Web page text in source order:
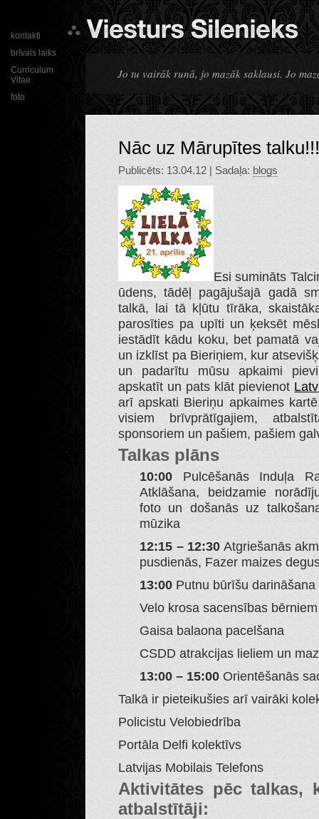
Jo tu vairāk runā, jo mazāk saklausi. Jo
kontakti
brīvais laiks
Curriculum
Vitae
foto
Nāc uz Mārupītes talku!!!
Publicēts: 13.04.12 | Sadaļa: blogs
Esi sumināts
ūdens, tādēļ pagājušajā gadā
talkā, lai tā kļūtu tīrāka,
parosīties pa upīti un ķeksēt
iestādīt kādu koku, bet pamatā
un izklīst pa Bieriņiem, kur
un padarītu mūsu apkaimi
apskatīt un pats klāt pievienot
arī apskati Bieriņu apkaimes
visiem brīvprātīgajiem,
sponsoriem un pašiem, pašiem
Talkas plāns
10:00 Pulcēšanās Induļa
Atklāšana, beidzamie
foto un došanās uz
mūzika
12:15 – 12:30 Atgriešanās
pusdienās, Fazer maizes
13:00 Putnu būrīšu darināšana
Velo krosa sacensības bērniem
Gaisa balaona pacelšana
CSDD atrakcijas lieliem un
13:00 – 15:00 Orientēšanās
Talkā ir pieteikušies arī vairāki
Policistu Velobiedrība
Portāla Delfi kolektīvs
Latvijas Mobilais Telefons
Aktivitātes pēc talkas,
atbalstītāji: